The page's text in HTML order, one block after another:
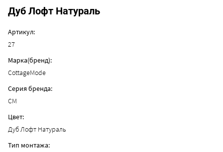
Дуб Лофт Натураль
Артикул:
27
Марка(бренд):
CottageMode
Серия бренда:
CM
Цвет:
Дуб Лофт Натураль
Тип монтажа: